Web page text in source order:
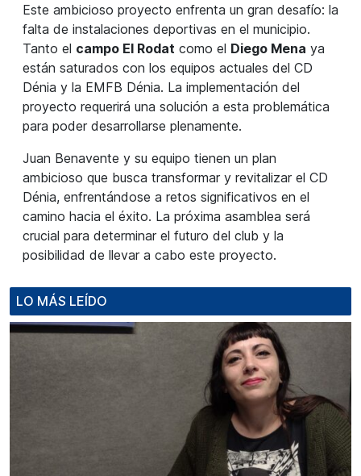
Este ambicioso proyecto enfrenta un gran desafío: la
falta de instalaciones deportivas en el municipio.
Tanto el campo El Rodat como el Diego Mena ya
están saturados con los equipos actuales del CD
Dénia y la EMFB Dénia. La implementación del
proyecto requerirá una solución a esta problemática
para poder desarrollarse plenamente.
Juan Benavente y su equipo tienen un plan
ambicioso que busca transformar y revitalizar el CD
Dénia, enfrentándose a retos significativos en el
camino hacia el éxito. La próxima asamblea será
crucial para determinar el futuro del club y la
posibilidad de llevar a cabo este proyecto.
LO MÁS LEÍDO